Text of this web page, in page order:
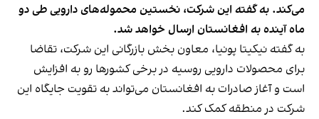
می‌کند. به گفته این شرکت، نخستین محموله‌های دارویی طی دو
ماه آینده به افغانستان ارسال خواهد شد.
به گفته نیکیتا پونیا، معاون بخش بازرگانی این شرکت، تقاضا
برای محصولات دارویی روسیه در برخی کشورها رو به افزایش
است و آغاز صادرات به افغانستان می‌تواند به تقویت جایگاه این
شرکت در منطقه کمک کند.